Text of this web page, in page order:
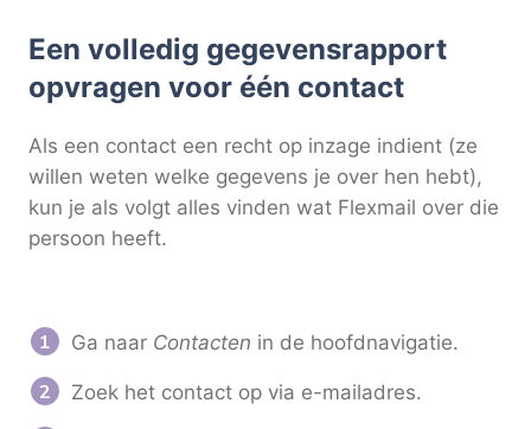
Een volledig gegevensrapport
opvragen voor één contact
Als een contact een recht op inzage indient (ze
willen weten welke gegevens je over hen hebt),
kun je als volgt alles vinden wat Flexmail over die
persoon heeft.
Ga naar Contacten in de hoofdnavigatie.
Zoek het contact op via e-mailadres.